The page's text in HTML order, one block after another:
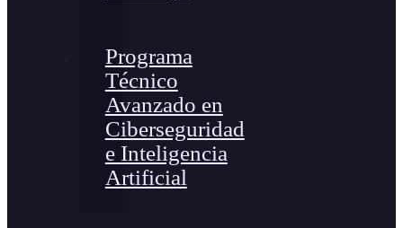
Programa
Técnico
Avanzado en
Ciberseguridad
e Inteligencia
Artificial